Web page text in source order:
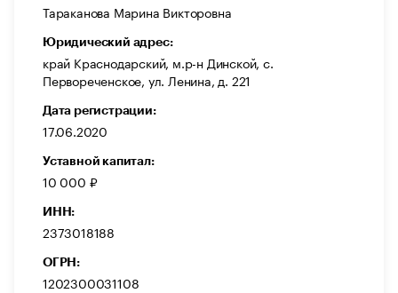
Тараканова Марина Викторовна
Юридический адрес:
край Краснодарский, м.р-н Динской, с.
Первореченское, ул. Ленина, д. 221
Дата регистрации:
17.06.2020
Уставной капитал:
10 000 ₽
ИНН:
2373018188
ОГРН:
1202300031108